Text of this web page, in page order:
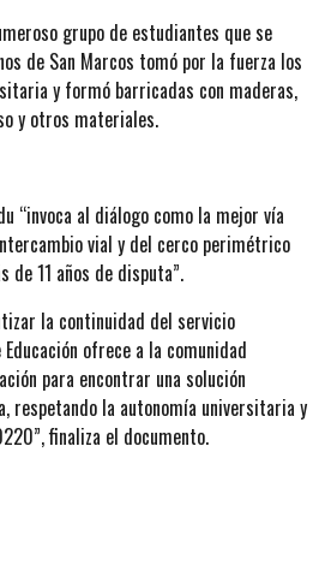
grupo de estudiantes que se
de San Marcos tomó por la fuerza los
y formó barricadas con maderas,
y otros materiales.
“invoca al diálogo como la mejor vía
vial y del cerco perimétrico
de 11 años de disputa”.
la continuidad del servicio
ofrece a la comunidad
para encontrar una solución
respetando la autonomía universitaria y
finaliza el documento.